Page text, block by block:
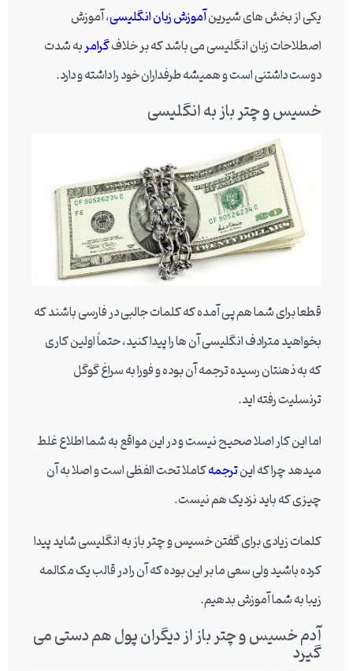
یکی از بخش های شیرینآموزش زبان انگلیسی، آموزش
اصطلاحات زبان انگلیسی می باشد که بر خلافگرامربه شدت
دوست داشتنی است و همیشه طرفداران خود را داشته و دارد.
خسیس و چتر باز به انگلیسی
قطعا برای شما هم پی آمده که کلمات جالبی در فارسی باشند که
بخواهید مترادف انگلیسی آن ها را پیدا کنید، حتماً اولین کاری
که به ذهنتان رسیده ترجمه آن بوده و فورا به سراغ گوگل
ترنسلیت رفته اید.
اما این کار اصلا صحیح نیست و در این مواقع به شما اطلاع غلط
میدهد چرا که اینترجمهکاملا تحت الفظی است و اصلا به آن
چیزی که باید نزدیک هم نیست.
کلمات زیادی برای گفتن خسیس و چتر باز به انگلیسی شاید پیدا
کرده باشید ولی سعی ما بر این بوده که آن را در قالب یک مکالمه
زیبا به شما آموزش بدهیم.
آدم خسیس و چتر باز از دیگران پول هم دستی می
گیرد